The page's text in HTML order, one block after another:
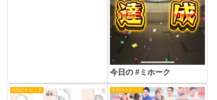
今日の #ミホーク
今日のトピック 今日のトピック